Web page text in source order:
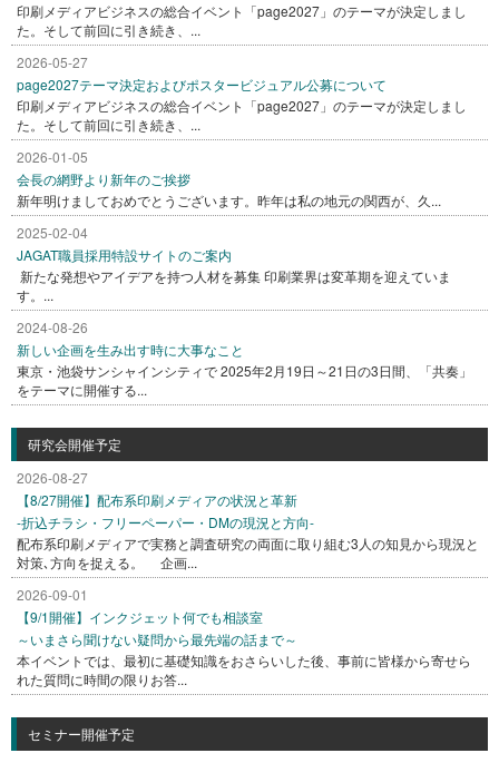
印刷メディアビジネスの総合イベント「page2027」のテーマが決定しまし
た。そして前回に引き続き、...
2026-05-27
page2027テーマ決定およびポスタービジュアル公募について
印刷メディアビジネスの総合イベント「page2027」のテーマが決定しまし
た。そして前回に引き続き、...
2026-01-05
会長の網野より新年のご挨拶
新年明けましておめでとうございます。昨年は私の地元の関西が、久...
2025-02-04
JAGAT職員採用特設サイトのご案内
新たな発想やアイデアを持つ人材を募集 印刷業界は変革期を迎えていま
す。...
2024-08-26
新しい企画を生み出す時に大事なこと
東京・池袋サンシャインシティで 2025年2月19日～21日の3日間、「共奏」
をテーマに開催する...
研究会開催予定
2026-08-27
【8/27開催】配布系印刷メディアの状況と革新
-折込チラシ・フリーペーパー・DMの現況と方向-
配布系印刷メディアで実務と調査研究の両面に取り組む3人の知見から現況と
対策､方向を捉える。 企画...
2026-09-01
【9/1開催】インクジェット何でも相談室
～いまさら聞けない疑問から最先端の話まで～
本イベントでは、最初に基礎知識をおさらいした後、事前に皆様から寄せら
れた質問に時間の限りお答...
セミナー開催予定